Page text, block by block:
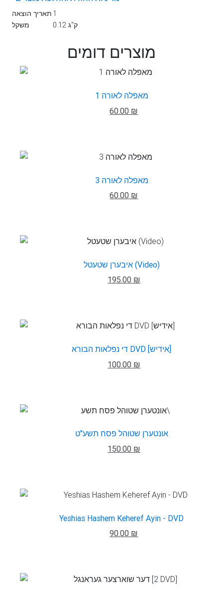
תאריך הוצאה 1
משקל
0.12 ק"ג
מוצרים דומים
מאפלה לאורה 1
60.00 ₪
מאפלה לאורה 3
60.00 ₪
איבערן שטעטל (Video)
195.00 ₪
די נפלאות הבורא DVD [אידיש]
100.00 ₪
אונטערן שטוהל פסח תשע"ט
150.00 ₪
Yeshias Hashem Keheref Ayin - DVD
90.00 ₪